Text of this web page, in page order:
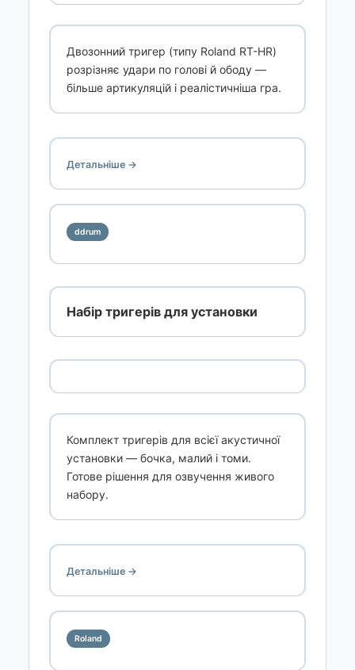
Двозонний тригер (типу Roland RT-HR)
розрізняє удари по голові й ободу —
більше артикуляцій і реалістичніша гра.
Детальніше →
ddrum
Набір тригерів для установки
Комплект тригерів для всієї акустичної
установки — бочка, малий і томи.
Готове рішення для озвучення живого
набору.
Детальніше →
Roland